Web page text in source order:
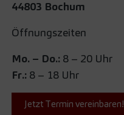
44803 Bochum
Öffnungszeiten
Mo. – Do.: 8 – 20 Uhr
Fr.: 8 – 18 Uhr
Jetzt Termin vereinbaren!